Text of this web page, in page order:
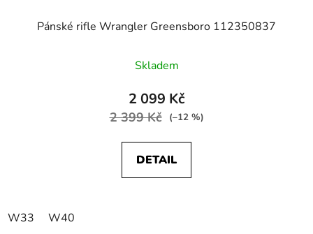
Pánské rifle Wrangler Greensboro 112350837
Skladem
2 099 Kč
2 399 Kč (–12 %)
DETAIL
W33 W40